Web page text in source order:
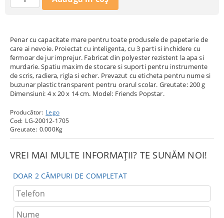
Penar cu capacitate mare pentru toate produsele de papetarie de
care ai nevoie. Proiectat cu inteligenta, cu 3 parti si inchidere cu
fermoar de jur imprejur. Fabricat din polyester rezistent la apa si
murdarie. Spatiu maxim de stocare si suporti pentru instrumente
de scris, radiera, rigla si echer. Prevazut cu eticheta pentru nume si
buzunar plastic transparent pentru orarul scolar. Greutate: 200 g
Dimensiuni: 4 x 20 x 14 cm. Model: Friends Popstar.
Producător: Lego
Cod: LG-20012-1705
Greutate: 0.000Kg
VREI MAI MULTE INFORMAȚII? TE SUNĂM NOI!
DOAR 2 CÂMPURI DE COMPLETAT